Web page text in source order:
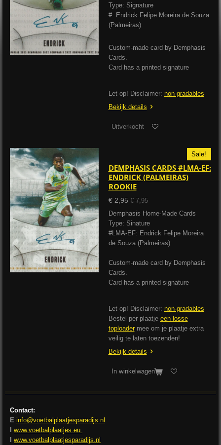
Type: Signature
#: Endrick Felipe Moreira de Souza
(Palmeiras)
Custom-made card by Demphasis
Cards.
Card has a printed signature
Let op! Disclaimer: non-gradables
Bekijk details
Uitverkocht
Sale!
DEMPHASIS CARDS #LMA-EF:
ENDRICK (PALMEIRAS)
ROOKIE
€ 2,95 € 7,95
Demphasis Home-Made Cards
Type: Sinature
#LMA-EF: Endrick Felipe Moreira
de Souza (Palmeiras)
Custom-made card by Demphasis
Cards.
Card has a printed signature
Let op! Disclaimer: non-gradables
Bestel per plaatje een losse
toploadermee om je plaatje extra
veilig te laten toezenden!
Bekijk details
In winkelwagen
Contact:
E info@voetbalplaatjesparadijs.nl
www.voetbalplaatjes.eu
www.voetbalplaatjesparadijs.nl